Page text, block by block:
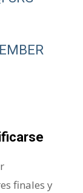
finales y